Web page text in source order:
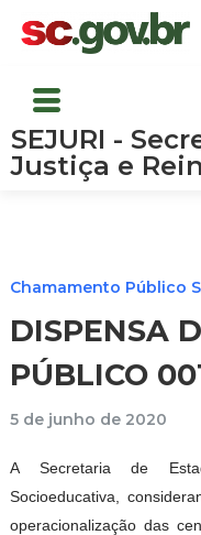
SEJURI -
Justiça e
Chamamento Público
DISPENSA
PÚBLICO
5 de junho de 2020
A Secretaria de
Socioeducativa,
operacionalização das